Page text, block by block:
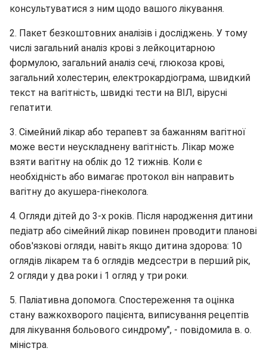
консультуватися з ним щодо вашого лікування.
2. Пакет безкоштовних аналізів і досліджень. У тому
числі загальний аналіз крові з лейкоцитарною
формулою, загальний аналіз сечі, глюкоза крові,
загальний холестерин, електрокардіограма, швидкий
текст на вагітність, швидкі тести на ВІЛ, вірусні
гепатити.
3. Сімейний лікар або терапевт за бажанням вагітної
може вести неускладнену вагітність. Лікар може
взяти вагітну на облік до 12 тижнів. Коли є
необхідність або вимагає протокол він направить
вагітну до акушера-гінеколога.
4. Огляди дітей до 3-х років. Після народження дитини
педіатр або сімейний лікар повинен проводити планові
обов'язкові огляди, навіть якщо дитина здорова: 10
оглядів лікарем та 6 оглядів медсестри в перший рік,
2 огляди у два роки і 1 огляд у три роки.
5. Паліативна допомога. Спостереження та оцінка
стану важкохворого пацієнта, виписування рецептів
для лікування больового синдрому", - повідомила в. о.
міністра.